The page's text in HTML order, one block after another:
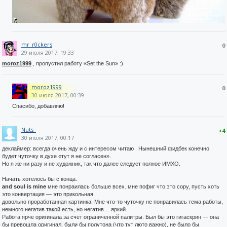
0
mr_r0ckers
29 июля 2017, 19:33
moroz1999 , пропустил работу «Set the Sun» :)
0
moroz1999
30 июля 2017, 00:39
Спасибо, добавляю!
+4
Nuts_
30 июля 2017, 00:17
деклаймер: всегда очень жду и с интересом читаю . Нынешний фидбек конечно
будет чуточку в духе «тут я не согласен».
Но я же ни разу и не художник, так что далее следует полное ИМХО.
Начать хотелось бы с конца.
and soul is mine мне понраилась больше всех. мне пофиг что это copy, пусть хоть
это конвертация — это прикольная,
довольно проработанная картинка. Мне что-то чуточку не понравилась тема работы,
немного негатив такой есть, но негатив… яркий.
Работа ярче оригинала за счет ограниченной палитры. Был бы это гигаскрин — она
бы превошла оригинал, были бы полутона (что тут люто важно), не было бы